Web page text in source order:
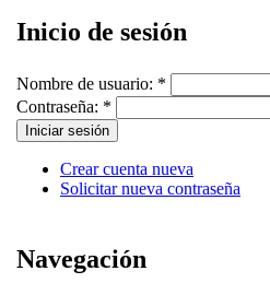
Inicio de sesión
Nombre de usuario: *
Contraseña: *
Crear cuenta nueva
Solicitar nueva contraseña
Navegación